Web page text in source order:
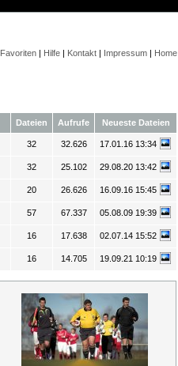
Favoriten | Hilfe | Kontakt | Impressum | Home
Dateien Aufrufe Neueste Dateien
32 32.626 17.01.16 13:34
32 25.102 29.08.20 13:42
20 26.626 16.09.16 15:45
57 67.337 05.08.09 19:39
16 17.638 02.07.14 15:52
16 14.705 19.09.21 10:19